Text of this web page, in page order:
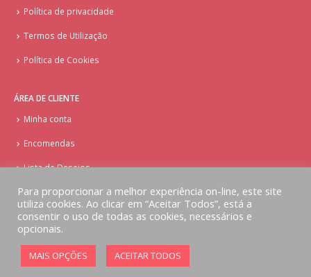
Política de privacidade
Termos de Utilização
Política de Cookies
ÁREA DE CLIENTE
Minha conta
Encomendas
Lista de Desejos
© Copyright - Doces Tentações - Cake Design
Implementado por AlbergueDigital.com
Para proporcionar a melhor experiência on-line, este site
utiliza cookies. Ao clicar em “Aceitar Todos”, está a
consentir o uso de todas as cookies, necessários e
opcionais.
MAIS OPÇÕES ACEITAR TODOS